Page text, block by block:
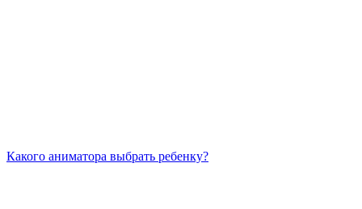
Какого аниматора выбрать ребенку?